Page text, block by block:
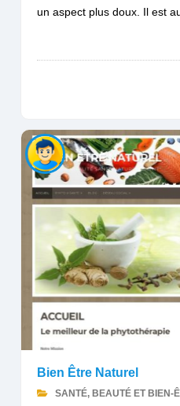
un aspect plus doux. Il est
Bien Être Naturel
SANTÉ, BEAUTÉ ET BIEN-